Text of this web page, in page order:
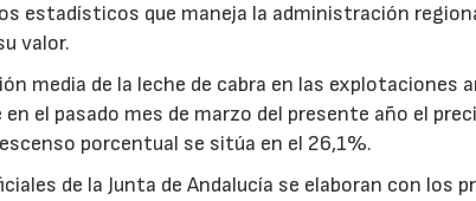
estadísticos que maneja la administración
valor.
media de la leche de cabra en las explotaciones
el pasado mes de marzo del presente año el
porcentual se sitúa en el 26,1%.
de la Junta de Andalucía se elaboran con los
22/07/2026